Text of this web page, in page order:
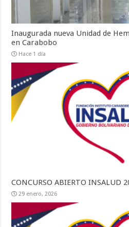
Inaugurada nueva Unidad de
en Carabobo
Hace 1 día
CONCURSO ABIERTO INSALUD
29 enero, 2026